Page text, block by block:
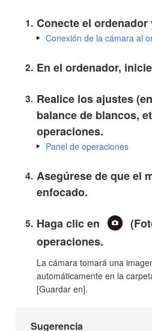
Conecte el ordenador
Conexión de la cámara al
En el ordenador, inicie
Realice los ajustes
balance de blancos,
operaciones.
Panel de operaciones
Asegúrese de que el
enfocado.
Haga clic en
operaciones.
La cámara tomará una
automáticamente en la
[Guardar en].
Sugerencia